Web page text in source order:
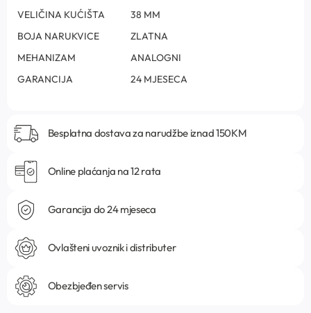
VELIČINA KUĆIŠTA
38 MM
BOJA NARUKVICE
ZLATNA
MEHANIZAM
ANALOGNI
GARANCIJA
24 MJESECA
Besplatna dostava za narudžbe iznad 150KM
Online plaćanja na 12 rata
Garancija do 24 mjeseca
Ovlašteni uvoznik i distributer
Obezbjeđen servis